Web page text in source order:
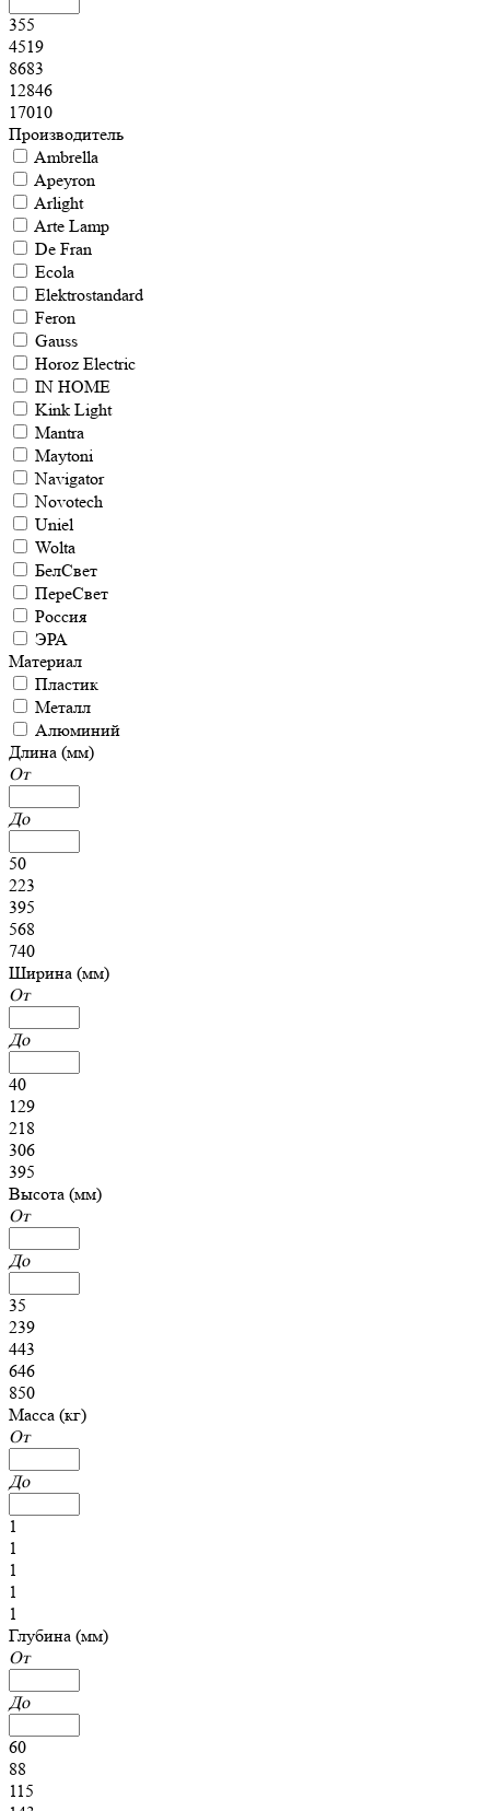
355
4519
8683
12846
17010
Производитель
Ambrella
Apeyron
Arlight
Arte Lamp
De Fran
Ecola
Elektrostandard
Feron
Gauss
Horoz Electric
IN HOME
Kink Light
Mantra
Maytoni
Navigator
Novotech
Uniel
Wolta
БелСвет
ПереСвет
Россия
ЭРА
Материал
Пластик
Металл
Алюминий
Длина (мм)
От
До
50
223
395
568
740
Ширина (мм)
От
До
40
129
218
306
395
Высота (мм)
От
До
35
239
443
646
850
Масса (кг)
От
До
1
1
1
1
1
Глубина (мм)
От
До
60
88
115